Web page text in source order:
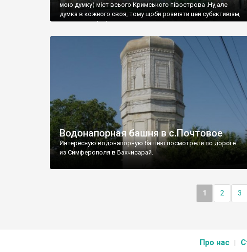
мою думку) міст всього Кримського півострова .Ну,але
думка в кожного своя, тому щоби розвіяти цей субєктивізм,
запрошую відвідати це
Водонапорная башня в с.Почтовое
Интересную водонапорную башню посмотрели по дороге
из Симферополя в Бахчисарай.
1 2 3
Про нас